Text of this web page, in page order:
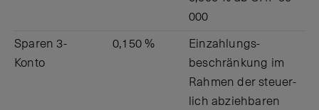
000
Sparen 3-
Konto
0,150 %
Ein­zahlungs­
beschrän­kung im
Rah­men der steuer­
lich ab­zieh­baren